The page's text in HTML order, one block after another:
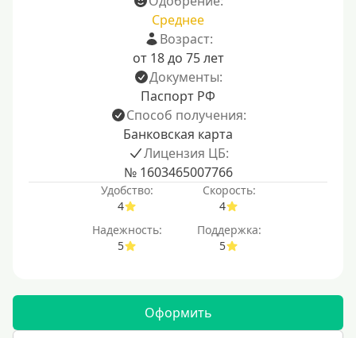
Среднее
Возраст:
от 18 до 75 лет
Документы:
Паспорт РФ
Способ получения:
Банковская карта
Лицензия ЦБ:
№ 1603465007766
Удобство:
4
Скорость:
4
Надежность:
5
Поддержка:
5
Оформить